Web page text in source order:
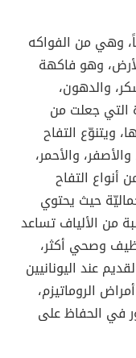
وهي من الفواكه
وهو فاكهة
والدهون،
التي جعلت من
ويتنوّع التفاح
والأحمر،
أنواع التفاح
حيث يحتوي
من الألياف تساعد
وصحي أكثر،
عند اليونانيين
الروماتيزم،
في الحفاظ على